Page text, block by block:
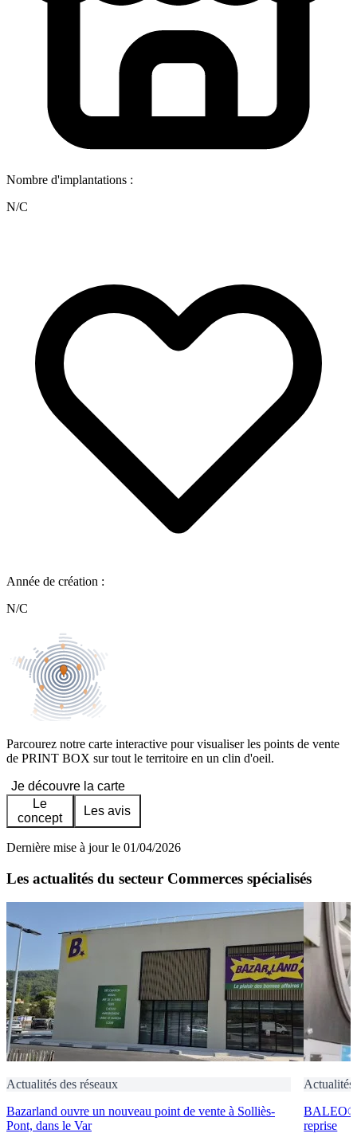
Nombre d'implantations :
N/C
Année de création :
N/C
Parcourez notre carte interactive pour visualiser les points de vente
de PRINT BOX sur tout le territoire en un clin d'oeil.
Je découvre la carte
Le
concept
Les avis
Dernière mise à jour le 01/04/2026
Les actualités du secteur Commerces spécialisés
Actualités des réseaux
Bazarland ouvre un nouveau point de vente à Solliès-
Pont, dans le Var
Actualités
BALEO®
reprise